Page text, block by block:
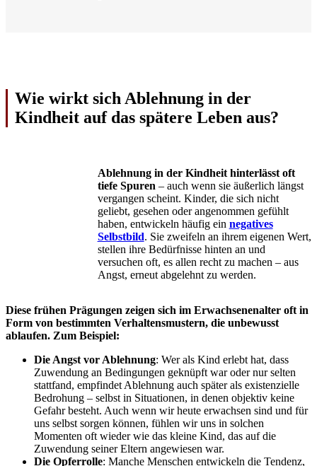
Wie wirkt sich Ablehnung in der
Kindheit auf das spätere Leben aus?
Ablehnung in der Kindheit hinterlässt oft
tiefe Spuren – auch wenn sie äußerlich längst
vergangen scheint. Kinder, die sich nicht
geliebt, gesehen oder angenommen gefühlt
haben, entwickeln häufig ein negatives
Selbstbild. Sie zweifeln an ihrem eigenen Wert,
stellen ihre Bedürfnisse hinten an und
versuchen oft, es allen recht zu machen – aus
Angst, erneut abgelehnt zu werden.
Diese frühen Prägungen zeigen sich im Erwachsenenalter oft in
Form von bestimmten Verhaltensmustern, die unbewusst
ablaufen. Zum Beispiel:
Die Angst vor Ablehnung: Wer als Kind erlebt hat, dass
Zuwendung an Bedingungen geknüpft war oder nur selten
stattfand, empfindet Ablehnung auch später als existenzielle
Bedrohung – selbst in Situationen, in denen objektiv keine
Gefahr besteht. Auch wenn wir heute erwachsen sind und für
uns selbst sorgen können, fühlen wir uns in solchen
Momenten oft wieder wie das kleine Kind, das auf die
Zuwendung seiner Eltern angewiesen war.
Die Opferrolle: Manche Menschen entwickeln die Tendenz,